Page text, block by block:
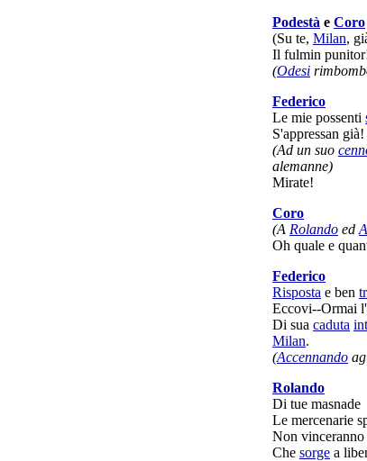
Podestà e Coro
(Su te, Milan,
Il fulmin punitor
(Odesi
Federico
Le mie possenti
S'appressan già!
(Ad un suo
alemanne)
Mirate!
Coro
(A Rolando ed
Oh quale e
Federico
Risposta e ben
Eccovi--Ormai l'
Di sua caduta
Milan.
(Accennando
Rolando
Di tue masnade
Le mercenarie
Non vinceranno
Che sorge a